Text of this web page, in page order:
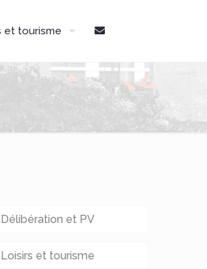
et tourisme
Délibération et PV
Loisirs et tourisme